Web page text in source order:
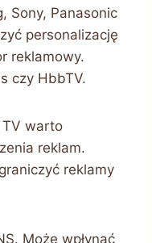
Sony, Panasonic
personalizację
reklamowy.
czy HbbTV.
TV warto
reklam.
reklamy
Może wpłynąć